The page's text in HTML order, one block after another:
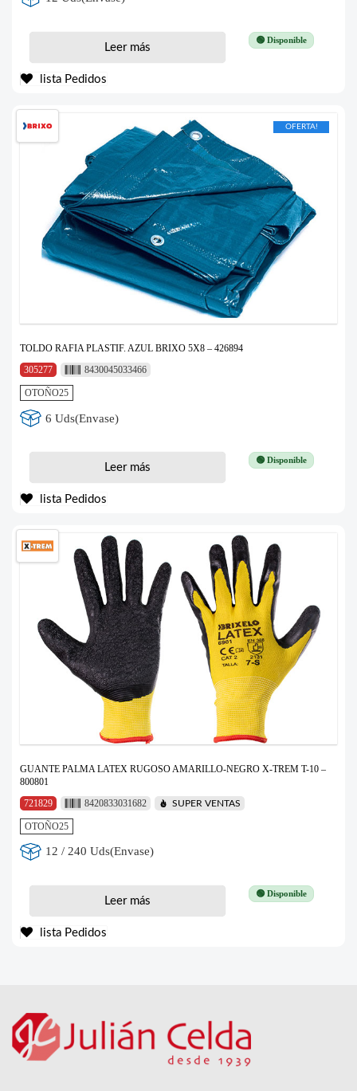
🟢 Disponible
Leer más
lista Pedidos
OFERTA!
TOLDO RAFIA PLASTIF. AZUL BRIXO 5X8 – 426894
305277
8430045033466
OTOÑO25
6 Uds(Envase)
🟢 Disponible
Leer más
lista Pedidos
GUANTE PALMA LATEX RUGOSO AMARILLO-NEGRO X-TREM T-10 –
800801
721829
8420833031682 SUPER VENTAS
OTOÑO25
12 / 240 Uds(Envase)
🟢 Disponible
Leer más
lista Pedidos